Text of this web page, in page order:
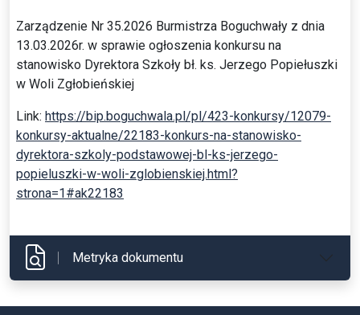
Zarządzenie Nr 35.2026 Burmistrza Boguchwały z dnia
13.03.2026r. w sprawie ogłoszenia konkursu na
stanowisko Dyrektora Szkoły bł. ks. Jerzego Popiełuszki
w Woli Zgłobieńskiej
Link: https://bip.boguchwala.pl/pl/423-konkursy/12079-
konkursy-aktualne/22183-konkurs-na-stanowisko-
dyrektora-szkoly-podstawowej-bl-ks-jerzego-
popieluszki-w-woli-zglobienskiej.html?
strona=1#ak22183
Metryka dokumentu